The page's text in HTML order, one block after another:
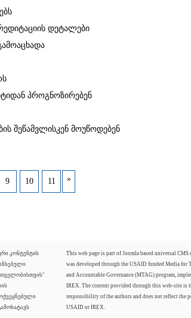
დეტალები
პროგნოზირებენ
შეწამვლისკენ მოუწოდებენ
9 10 11 »
კონტენტის
This web page is part of Joomla based universal CMS
was developed through the USAID funded Media for
and Accountable Governance (MTAG) program,
IREX. The content provided through this web-site is
responsibility of the authors and does not reflect the
USAID or IREX.